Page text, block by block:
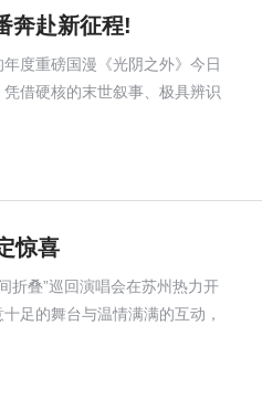
奔赴新征程!
度重磅国漫《光阴之外》今日
借硬核的末世叙事、极具辨识
路。
惊喜
折叠”巡回演唱会在苏州热力开
足的舞台与温情满满的互动，